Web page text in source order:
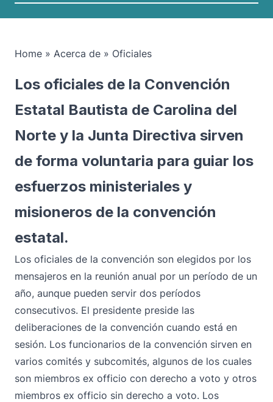
Home » Acerca de » Oficiales
Los oficiales de la Convención
Estatal Bautista de Carolina del
Norte y la Junta Directiva sirven
de forma voluntaria para guiar los
esfuerzos ministeriales y
misioneros de la convención
estatal.
Los oficiales de la convención son elegidos por los
mensajeros en la reunión anual por un período de un
año, aunque pueden servir dos períodos
consecutivos. El presidente preside las
deliberaciones de la convención cuando está en
sesión. Los funcionarios de la convención sirven en
varios comités y subcomités, algunos de los cuales
son miembros ex officio con derecho a voto y otros
miembros ex officio sin derecho a voto. Los